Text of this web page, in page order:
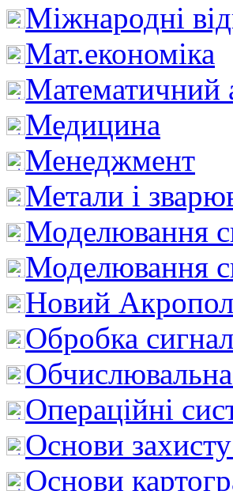
Міжнародні
Мат.економіка
Математичний
Медицина
Менеджмент
Метали і
Моделювання
Моделювання
Новий
Обробка
Обчислювальна
Операційні
Основи
Основи